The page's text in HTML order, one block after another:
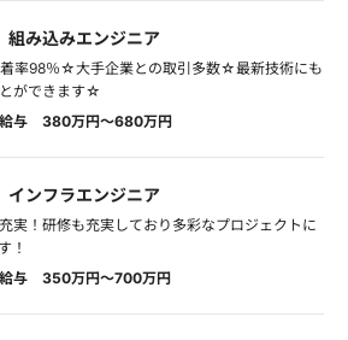
組み込みエンジニア
率98％☆大手企業との取引多数☆最新技術にも
ができます☆
与 380万円～680万円
インフラエンジニア
実！研修も充実しており多彩なプロジェクトに
！
与 350万円～700万円